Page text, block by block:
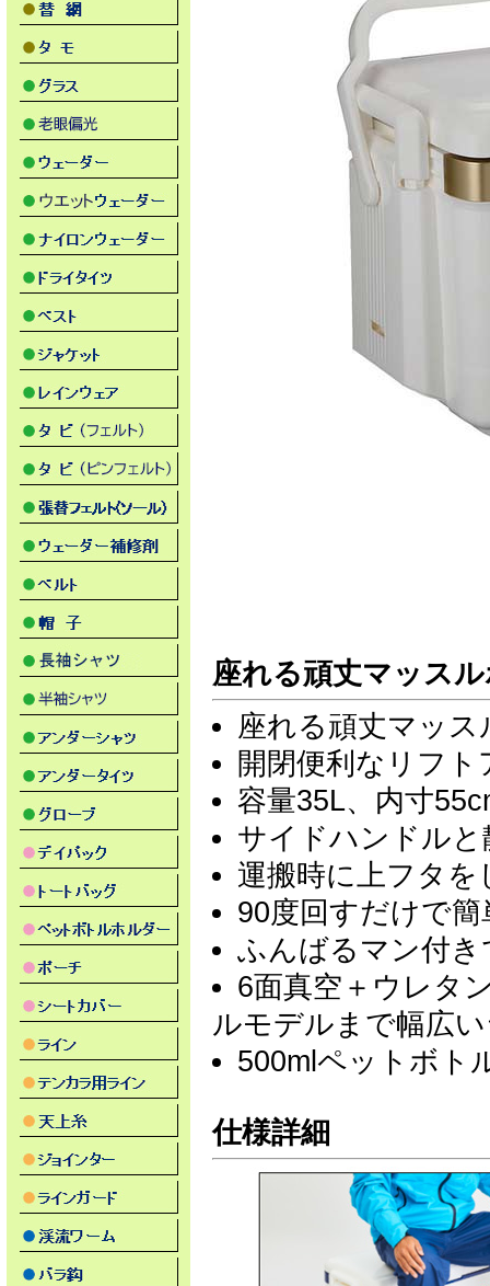
座れる頑丈マッス
座れる頑丈マッス
開閉便利なリフ
容量35L、内寸
サイドハンドル
運搬時に上フタ
90度回すだけで
ふんばるマン付き
6面真空＋ウレタ
ルモデルまで幅広
500mlペットボト
仕様詳細